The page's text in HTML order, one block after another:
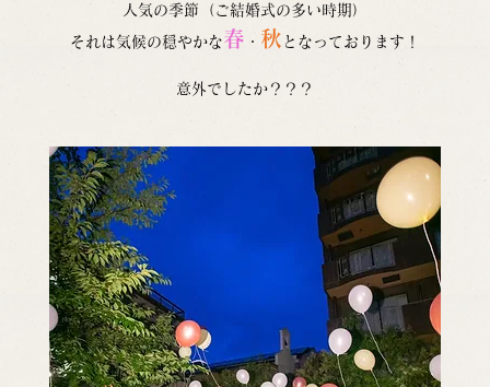
人気の季節（ご結婚式の多い時期）
それは気候の穏やかな春 ・ 秋 となっております！
意外でしたか？？？